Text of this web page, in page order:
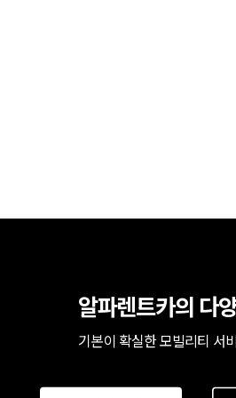
알파렌트카의 다
기본이 확실한 모빌리티 서